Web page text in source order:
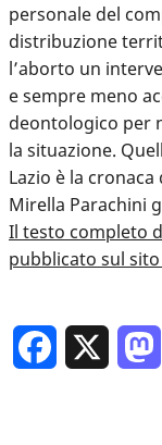
personale del
distribuzione
l’aborto un
e sempre meno
deontologico per
la situazione.
Lazio è la
Mirella Parachini
Il testo completo
pubblicato sul
Facebook